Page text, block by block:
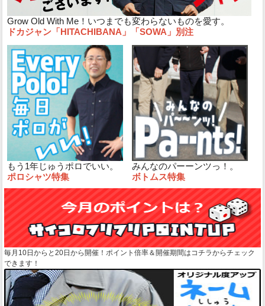
Grow Old With Me！いつまでも変わらないものを愛す。
ドカジャン「HITACHIBANA」「SOWA」別注
もう1年じゅうポロでいい。
ポロシャツ特集
みんなのパーーンツっ！。
ボトムス特集
毎月10日からと20日から開催！ポイント倍率＆開催期間はコチラからチェック
できます！